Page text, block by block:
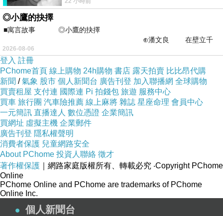
林步竹
2017-09-24 18:17:36
節的，平時也沒什麼儀式感，生活趨近冷
◎小鷹的抉擇
■寓言故事 ◎小鷹的抉擇
⊕潘文良 在壁立千
仞的懸崖上，有一座遮天蔽
2026-08-06
登入 註冊
PChome首頁 線上購物 24h購物 書店 露天拍賣 比比昂代購
新聞 /氣象 股市 個人新聞台 廣告刊登 加入聯播網 全球購物
買賣租屋 支付連 國際連 Pi 拍錢包 旅遊 服務中心
買車 旅行團 汽車險推薦 線上麻將 雜誌 星座命理 會員中心
一元簡訊 直播達人 數位憑證 企業簡訊
買網址 虛擬主機 企業郵件
廣告刊登 隱私權聲明
消費者保護 兒童網路安全
About PChome 投資人聯絡 徵才
著作權保護 ｜網路家庭版權所有、轉載必究 ‧Copyright PChome
Online
PChome Online and PChome are trademarks of PChome
Online Inc.
個人新聞台